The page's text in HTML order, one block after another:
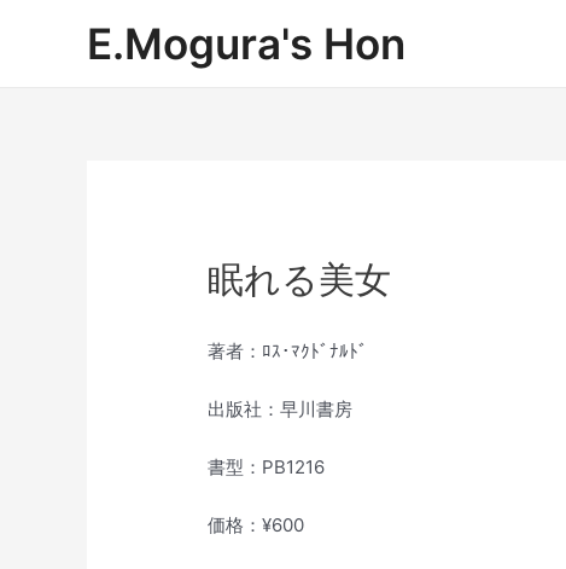
E.Mogura's Hon
眠れる美女
著者：ﾛｽ･ﾏｸﾄﾞﾅﾙﾄﾞ
出版社：早川書房
書型：PB1216
価格：¥600